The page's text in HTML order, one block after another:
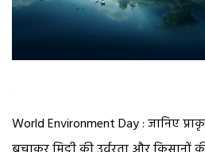
World Environment Day : जानिए